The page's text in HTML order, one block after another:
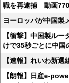
職を再逮捕 動画
ヨーロッパが中国製
【衝撃】中国製ル
けで35秒ごとに中国
【速報】れいわ新
【朗報】日産e-